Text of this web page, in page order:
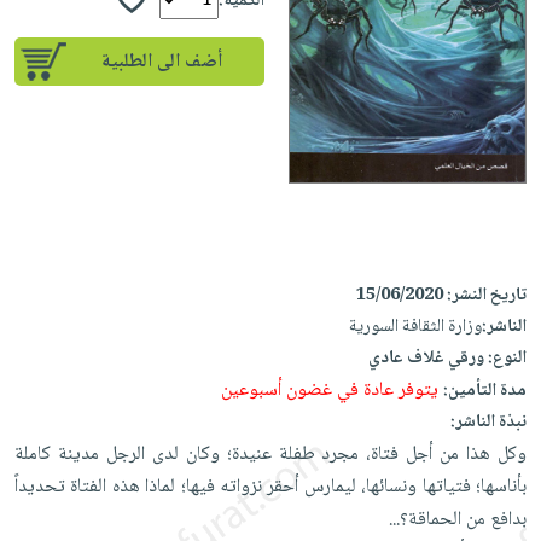
إختياراتنا
كتب
أكاديمية
صندوق
القراءة
iKitab
بلا
حدود
أسئلة
يتكرر
على
Android
تحميل
iKitab
على
Apple
أسئلة
يتكرر
طرحها
تحميل
masmu3
على
masmu3
على
Apple
المواضيع
الأكثر
مبيعاً
إختياراتنا
وسائل
القراءة
جوائز
تعليمية
الصحة
والعناية
الشخصية
جديد
أجهزة
العناية
الشخصية
العناية
وتصفيف
الشعر
العناية
بالجسم
المطبخ
والسفرة
جديد
الكل
أواني
الطهي
أدوات
متجر
الهدايا
أقسام
أضف الى الطلبية
تاريخ النشر:15/06/2020
الناشر:وزارة الثقافة السورية
النوع:ورقي غلاف عادي
مدة التأمين:يتوفر عادة في غضون أسبوعين
نبذة الناشر:
وكل هذا من أجل فتاة، مجرد طفلة عنيدة؛ وكان لدى الرجل مدينة كاملة
بأناسها؛ فتياتها ونسائها، ليمارس ‏أحقر نزواته فيها؛ لماذا هذه الفتاة تحديداً
بدافع من الحماقة؟...‏ ‎